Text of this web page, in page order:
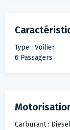
Type : Voilier
6 Passagers
Carburant :